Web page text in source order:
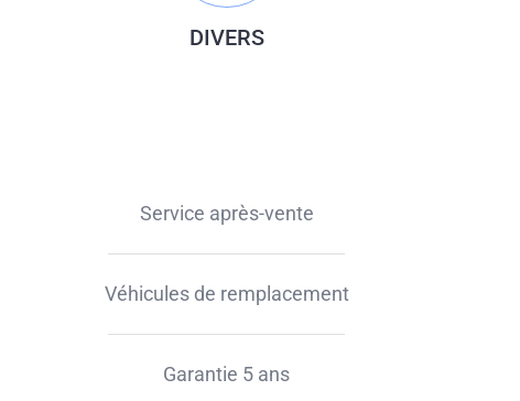
DIVERS
Service après-vente
Véhicules de remplacement
Garantie 5 ans